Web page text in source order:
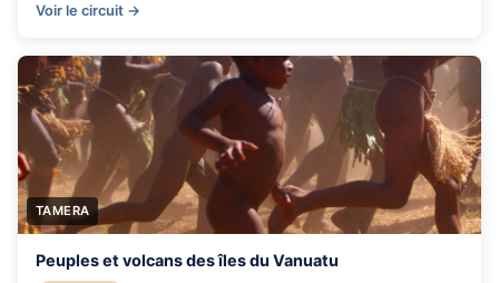
Voir le circuit →
TAMERA
Peuples et volcans des îles du Vanuatu